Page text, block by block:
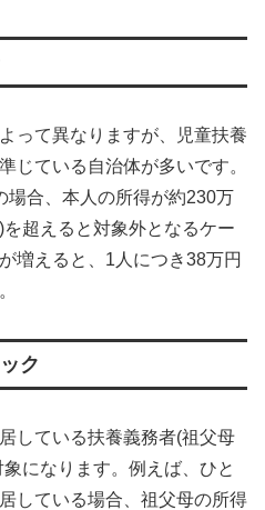
って異なりますが、児童扶養
じている自治体が多いです。
場合、本人の所得が約230万
超えると対象外となるケー
増えると、1人につき38万円
ク
している扶養義務者(祖父母
になります。例えば、ひと
している場合、祖父母の所得